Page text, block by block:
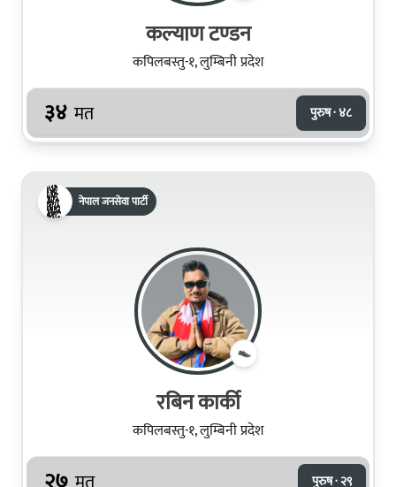
कल्याण टण्‍डन
कपिलबस्तु-१, लुम्बिनी प्रदेश
३४ मत पुरुष · ४८
नेपाल जनसेवा पार्टी
रबिन कार्की
कपिलबस्तु-१, लुम्बिनी प्रदेश
पुरुष · २९